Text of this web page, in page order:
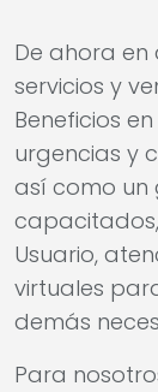
De ahora en
servicios y
Beneficios
urgencias y
así como un
Usuario,
virtuales
demás
Para